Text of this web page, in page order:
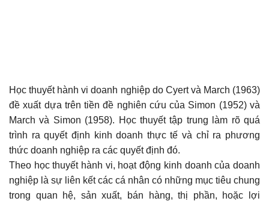
Học thuyết hành vi doanh nghiệp do Cyert và March (1963)
đề xuất dựa trên tiền đề nghiên cứu của Simon (1952) và
March và Simon (1958). Học thuyết tập trung làm rõ quá
trình ra quyết định kinh doanh thực tế và chỉ ra phương
thức doanh nghiệp ra các quyết định đó.
Theo học thuyết hành vi, hoạt động kinh doanh của doanh
nghiệp là sự liên kết các cá nhân có những mục tiêu chung
trong quan hệ, sản xuất, bán hàng, thị phần, hoặc lợi